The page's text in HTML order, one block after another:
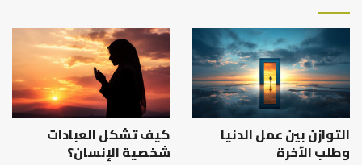
التوازن بين عمل الدنيا
وطلب الآخرة
كيف تشكل العبادات
شخصية الإنسان؟